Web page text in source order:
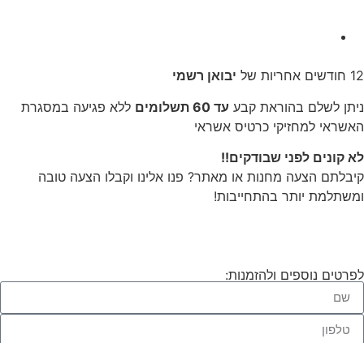
12 חודשים אחריות של
יבואן רשמי
ניתן לשלם בהוראת קבע עד 60 תשלומים
ללא פגיעה במסגרת
האשראי למחזיקי כרטיס אשראי
לא קונים לפני שבודקים!!
קיבלתם הצעה מחנות או מאתר? פנו אלינו וקבלו הצעה טובה
ומשתלמת יותר בהתחייבות!
לפרטים נוספים ולהזמנות: